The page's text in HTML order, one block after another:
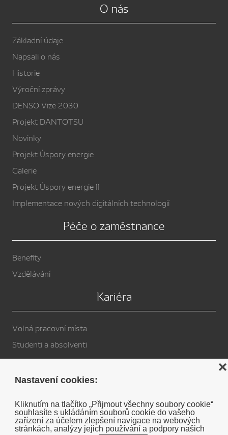
Nastavení cookies:
Kliknutím na tlačítko „Přijmout všechny soubory cookie“
souhlasíte s ukládáním souborů cookie do vašeho
zařízení za účelem zlepšení navigace na webových
stránkách, analýzy jejich používání a podpory našich
❌
O nás
Základní údaje
Napsali o nás
Historie
Výroční zprávy
DENSO Vize 2030
Projekt DANTOTSU
Novinky
Projekt Úspory energie
Galerie
Projekt Úspory energie II
Implementace nových digitálních technologií
Péče o zaměstnance
Benefity
Vzdělávání
Kariéra
Volná pracovní místa
Studenti a absolventi
Cookies
Soukromé prohlášení o vyloučení odpovědnosti DENSO